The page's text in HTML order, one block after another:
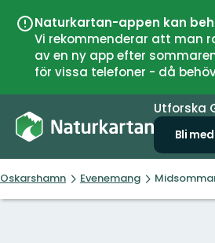
Naturkartan-appen kan
Vi rekommenderar att man
av en ny app efter
för vissa telefoner - då
Utforska
Bli
Oskarshamn Evenemang